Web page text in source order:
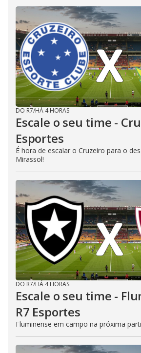
DO R7/HÁ 4 HORAS
Escale o seu time -
Esportes
É hora de escalar o Cruzeiro para o
Mirassol!
DO R7/HÁ 4 HORAS
Escale o seu time -
R7 Esportes
Fluminense em campo na próxima